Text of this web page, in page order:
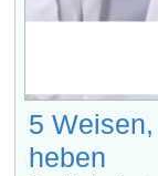
5
heben